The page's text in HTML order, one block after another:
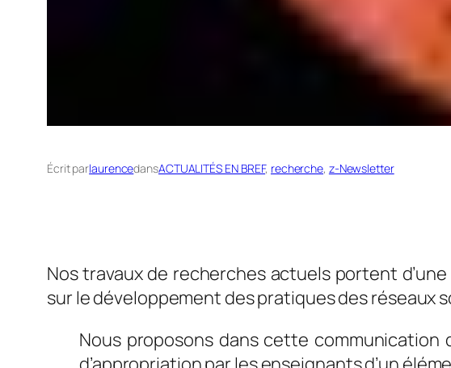
Écrit parlaurencedansACTUALITÉS EN BREF, recherche, z-Newsletter
Nos travaux de recherches actuels portent
sur le développement des pratiques des réseaux
Nous proposons dans cette